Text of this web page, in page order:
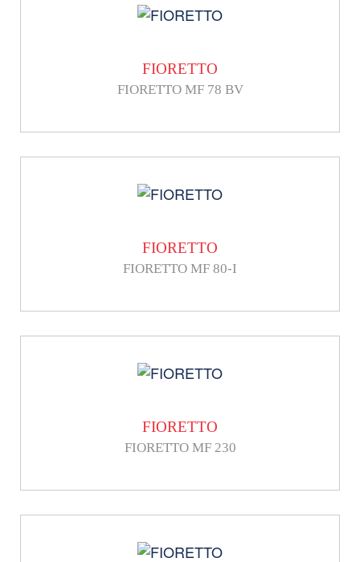
FIORETTO
FIORETTO MF 78 BV
FIORETTO
FIORETTO MF 80-I
FIORETTO
FIORETTO MF 230